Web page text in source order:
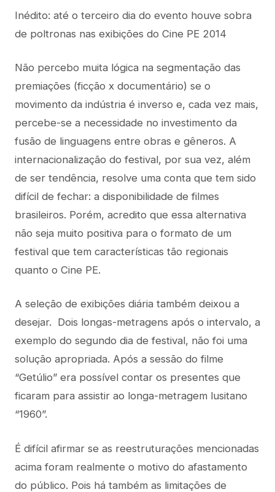
Inédito: até o terceiro dia do evento houve sobra
de poltronas nas exibições do Cine PE 2014
Não percebo muita lógica na segmentação das
premiações (ficção x documentário) se o
movimento da indústria é inverso e, cada vez mais,
percebe-se a necessidade no investimento da
fusão de linguagens entre obras e gêneros. A
internacionalização do festival, por sua vez, além
de ser tendência, resolve uma conta que tem sido
difícil de fechar: a disponibilidade de filmes
brasileiros. Porém, acredito que essa alternativa
não seja muito positiva para o formato de um
festival que tem características tão regionais
quanto o Cine PE.
A seleção de exibições diária também deixou a
desejar. Dois longas-metragens após o intervalo, a
exemplo do segundo dia de festival, não foi uma
solução apropriada. Após a sessão do filme
“Getúlio” era possível contar os presentes que
ficaram para assistir ao longa-metragem lusitano
“1960”.
É difícil afirmar se as reestruturações mencionadas
acima foram realmente o motivo do afastamento
do público. Pois há também as limitações de